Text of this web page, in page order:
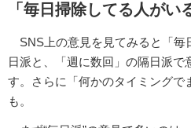
「毎日掃除してる人がい
SNS上の意見を見てみると「毎
日派と、「週に数回」の隔日派で
す。さらに「何かのタイミングで
も。